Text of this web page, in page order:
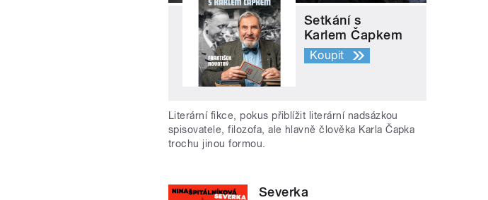
Setkání s
Karlem Čapkem
Koupit
Literární fikce, pokus přiblížit literární nadsázkou
spisovatele, filozofa, ale hlavně člověka Karla Čapka
trochu jinou formou.
Severka